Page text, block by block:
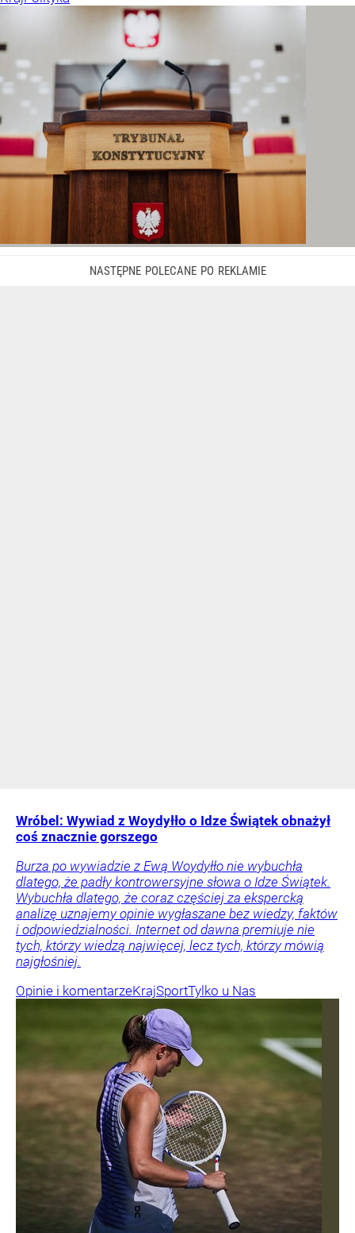
Wróbel: Wywiad z Woydyłło o Idze Świątek obnażył
coś znacznie gorszego
Burza po wywiadzie z Ewą Woydyłło nie wybuchła
dlatego, że padły kontrowersyjne słowa o Idze Świątek.
Wybuchła dlatego, że coraz częściej za ekspercką
analizę uznajemy opinie wygłaszane bez wiedzy, faktów
i odpowiedzialności. Internet od dawna premiuje nie
tych, którzy wiedzą najwięcej, lecz tych, którzy mówią
najgłośniej.
Opinie i komentarzeKrajSportTylko u Nas